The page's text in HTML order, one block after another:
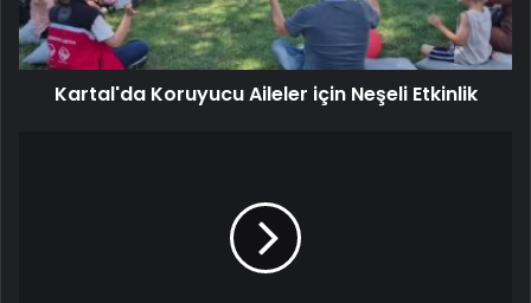
Kartal'da Koruyucu Aileler için Neşeli Etkinlik